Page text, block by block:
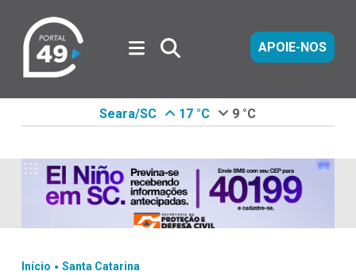
APOIE-NOS
Seara/SC 17 °C 9 °C
Início . Santa Catarina